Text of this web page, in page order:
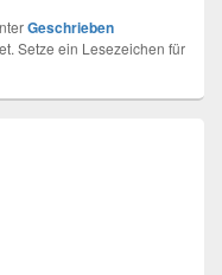
Geschrieben
Setze ein Lesezeichen für